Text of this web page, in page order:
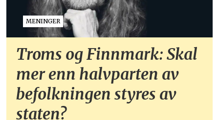
MENINGER
Troms og Finnmark: Skal
mer enn halvparten av
befolkningen styres av
staten?